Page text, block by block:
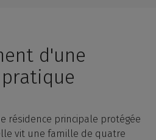
d'une
résidence principale protégée
vit une famille de quatre